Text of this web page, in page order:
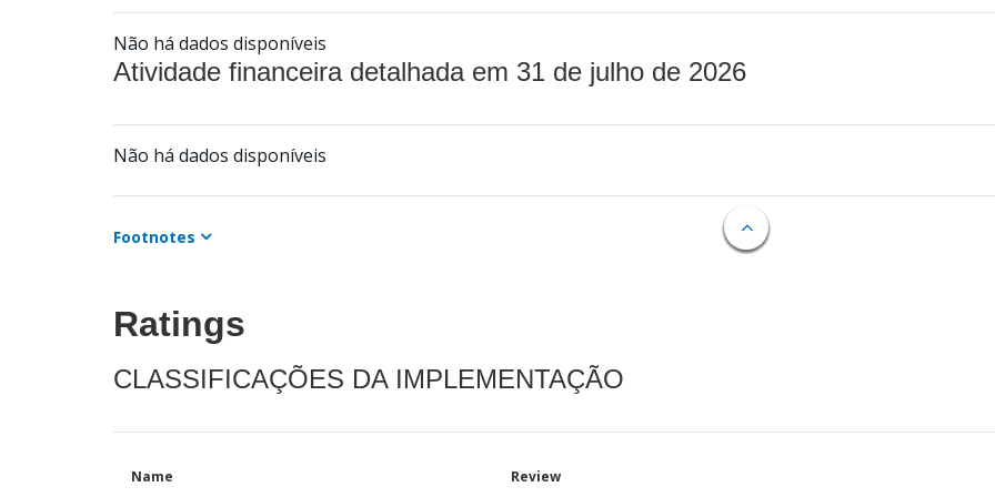
Não há dados disponíveis
Atividade financeira detalhada em 31 de julho de 2026
Não há dados disponíveis
Footnotes
Ratings
CLASSIFICAÇÕES DA IMPLEMENTAÇÃO
Name Review